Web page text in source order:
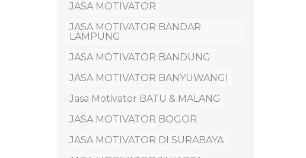
JASA MOTIVATOR
JASA MOTIVATOR BANDAR
LAMPUNG
JASA MOTIVATOR BANDUNG
JASA MOTIVATOR BANYUWANGI
Jasa Motivator BATU & MALANG
JASA MOTIVATOR BOGOR
JASA MOTIVATOR DI SURABAYA